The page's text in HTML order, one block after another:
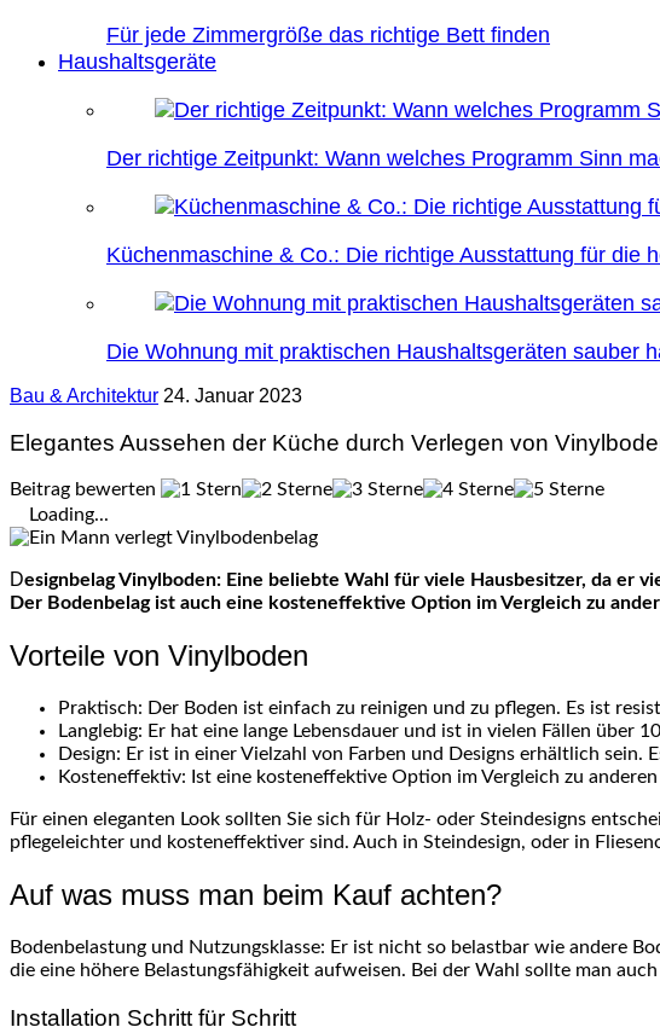
Für jede Zimmergröße das richtige Bett finden
Haushaltsgeräte
Der richtige Zeitpunkt: Wann welches Programm Sinn
Küchenmaschine & Co.: Die richtige Ausstattung für die
Die Wohnung mit praktischen Haushaltsgeräten sauber
Bau & Architektur 24. Januar 2023
Elegantes Aussehen der Küche durch Verlegen von
Beitrag bewerten
Loading...
Designbelag Vinylboden: Eine beliebte Wahl für viele Hausbesitzer, da er viele Vorteile bietet. Er ist pflegeleicht, langlebig und ist in einer Vielzahl von Farben und Designs erhältlich sein.
Der Bodenbelag ist auch eine kosteneffektive Option im Vergleich zu
Vorteile von Vinylboden
Praktisch: Der Boden ist einfach zu reinigen und zu pflegen. Es ist
Langlebig: Er hat eine lange Lebensdauer und ist in vielen Fällen über
Design: Er ist in einer Vielzahl von Farben und Designs erhältlich sein.
Kosteneffektiv: Ist eine kosteneffektive Option im Vergleich zu
Für einen eleganten Look sollten Sie sich für Holz- oder Steindesigns
pflegeleichter und kosteneffektiver sind. Auch in Steindesign, oder in
Auf was muss man beim Kauf achten?
Bodenbelastung und Nutzungsklasse: Er ist nicht so belastbar wie andere
die eine höhere Belastungsfähigkeit aufweisen. Bei der Wahl sollte man
Installation Schritt für Schritt